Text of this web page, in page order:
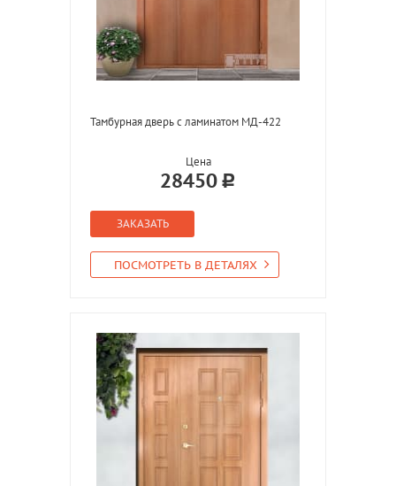
Тамбурная дверь с ламинатом МД-422
Цена
28450
ЗАКАЗАТЬ
ПОСМОТРЕТЬ В ДЕТАЛЯХ